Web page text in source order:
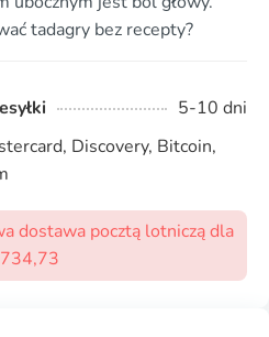
tadagry bez recepty?
5-10 dni
Discovery, Bitcoin,
dostawa pocztą lotniczą dla